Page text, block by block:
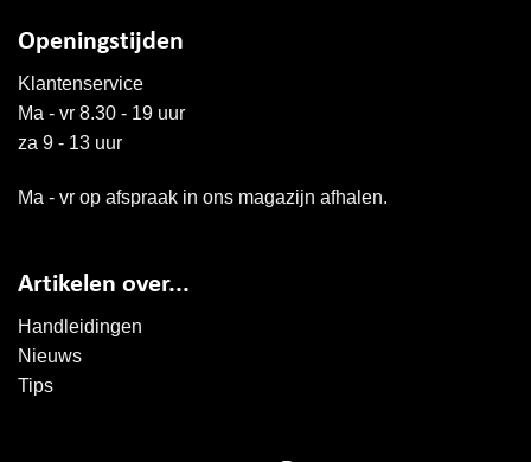
Openingstijden
Klantenservice
Ma - vr 8.30 - 19 uur
za 9 - 13 uur
Ma - vr op afspraak in ons magazijn afhalen.
Artikelen over...
Handleidingen
Nieuws
Tips